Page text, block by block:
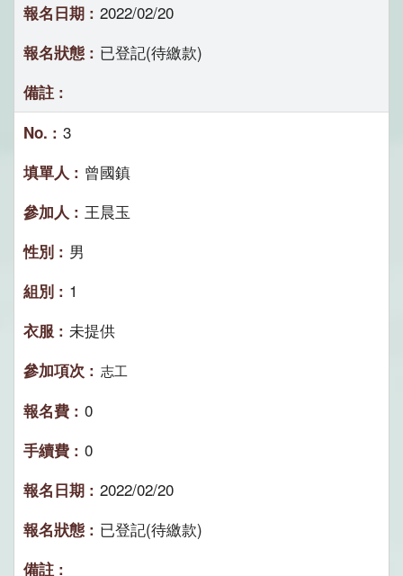
2022/02/20
已登記(待繳款)
3
曾國鎮
王晨玉
男
1
未提供
志工
0
0
2022/02/20
已登記(待繳款)